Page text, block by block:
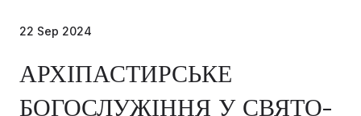
22 Sep 2024
АРХІПАСТИРСЬКЕ
БОГОСЛУЖІННЯ У СВЯТО-